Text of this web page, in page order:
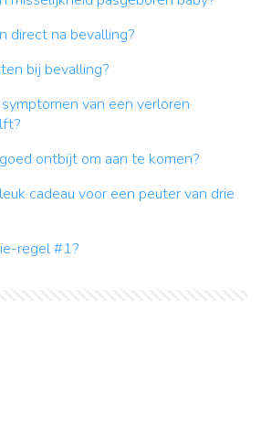
direct na bevalling?
bij bevalling?
van een verloren
ontbijt om aan te komen?
cadeau voor een peuter van drie
regel #1?